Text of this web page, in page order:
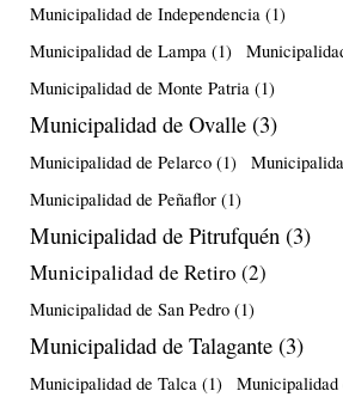
Municipalidad de Independencia (1)
Municipalidad de Lampa (1)
Municipalidad de Monte Patria (1)
Municipalidad de Ovalle (3)
Municipalidad de Pelarco (1)
Municipalidad de Peñaflor (1)
Municipalidad de Pitrufquén (3)
Municipalidad de Retiro (2)
Municipalidad de San Pedro (1)
Municipalidad de Talagante (3)
Municipalidad de Talca (1) Municipalidad